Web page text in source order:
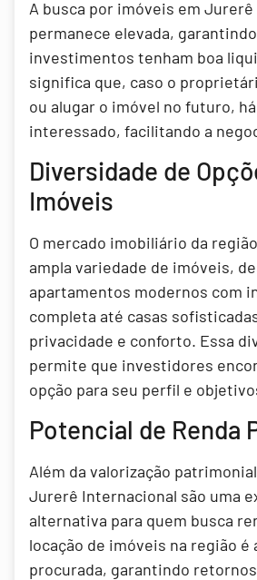
A busca por imóveis em
permanece elevada,
investimentos tenham boa
significa que, caso o
ou alugar o imóvel no futuro,
interessado, facilitando a
Diversidade de
Imóveis
O mercado imobiliário da
ampla variedade de imóveis,
apartamentos modernos com
completa até casas
privacidade e conforto. Essa
permite que investidores
opção para seu perfil e
Potencial de Renda
Além da valorização
Jurerê Internacional são uma
alternativa para quem busca
locação de imóveis na região é
procurada, garantindo